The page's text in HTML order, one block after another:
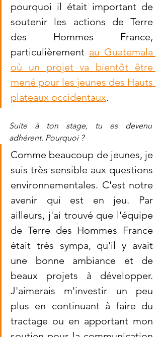
pourquoi il était important de
soutenir les actions de Terre
des Hommes France,
particulièrement au Guatemala
où un projet va bientôt être
mené pour les jeunes des Hauts
plateaux occidentaux.
Suite à ton stage, tu es devenu
adhérent. Pourquoi ?
Comme beaucoup de jeunes, je
suis très sensible aux questions
environnementales. C'est notre
avenir qui est en jeu. Par
ailleurs, j'ai trouvé que l'équipe
de Terre des Hommes France
était très sympa, qu'il y avait
une bonne ambiance et de
beaux projets à développer.
J'aimerais m'investir un peu
plus en continuant à faire du
tractage ou en apportant mon